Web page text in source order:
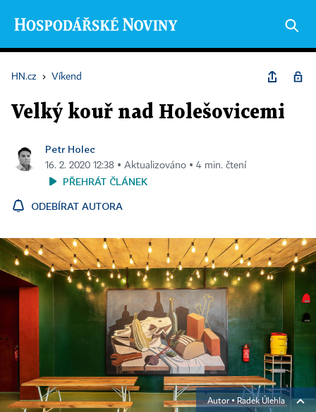
HN.cz › Víkend
Velký kouř nad Holešovicemi
Petr Holec
16. 2. 2020 12:38 ▪ Aktualizováno ▪ 4 min. čtení
PŘEHRÁT ČLÁNEK
ODEBÍRAT AUTORA
Autor ▪Radek Úlehla